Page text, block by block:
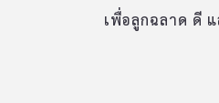
เพื่อลูกฉลาด ดี